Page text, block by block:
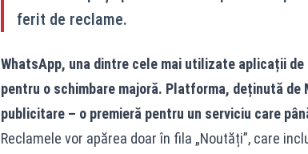
ferit de reclame.
WhatsApp, una dintre cele mai utilizate aplicații
pentru o schimbare majoră. Platforma, deținută
publicitare – o premieră pentru un serviciu care
Reclamele vor apărea doar în fila „Noutăți”, care